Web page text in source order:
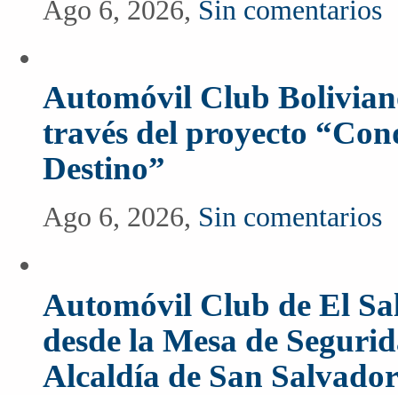
Ago 6, 2026, Sin comentarios
Automóvil Club
través del proyecto
Destino”
Ago 6, 2026, Sin comentarios
Automóvil Club de El
desde la Mesa de
Alcaldía de San Salvador